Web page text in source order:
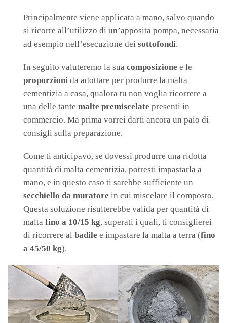
Principalmente viene applicata a mano, salvo quando
si ricorre all’utilizzo di un’apposita pompa, necessaria
ad esempio nell’esecuzione dei sottofondi.
In seguito valuteremo la sua composizione e le
proporzioni da adottare per produrre la malta
cementizia a casa, qualora tu non voglia ricorrere a
una delle tante malte premiscelate presenti in
commercio. Ma prima vorrei darti ancora un paio di
consigli sulla preparazione.
Come ti anticipavo, se dovessi produrre una ridotta
quantità di malta cementizia, potresti impastarla a
mano, e in questo caso ti sarebbe sufficiente un
secchiello da muratore in cui miscelare il composto.
Questa soluzione risulterebbe valida per quantità di
malta fino a 10/15 kg, superati i quali, ti consiglierei
di ricorrere al badile e impastare la malta a terra (fino
a 45/50 kg).